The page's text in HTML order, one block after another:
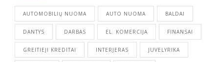
AUTOMOBILIŲ NUOMA AUTO NUOMA BALDAI
DANTYS DARBAS EL. KOMERCIJA FINANSAI
GREITIEJI KREDITAI INTERJERAS JUVELYRIKA